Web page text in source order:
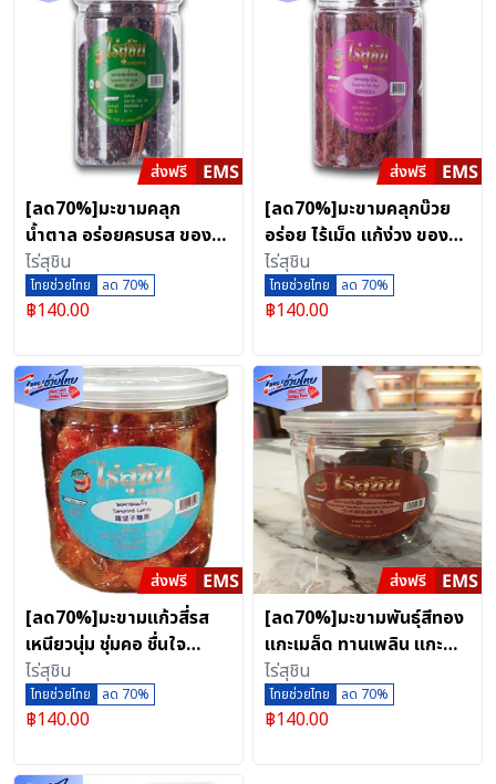
[ลด70%]มะขามคลุก
น้ำตาล อร่อยครบรส ของดี
เมืองเพชรบูรณ์
ไร่สุชิน
ไทยช่วยไทย ลด 70%
฿140.00
[ลด70%]มะขามคลุกบ๊วย
อร่อย ไร้เม็ด แก้ง่วง ของดี
เพชรบูรณ์
ไร่สุชิน
ไทยช่วยไทย ลด 70%
฿140.00
[ลด70%]มะขามแก้วสี่รส
เหนียวนุ่ม ชุ่มคอ ชื่นใจ
ของดีเมืองเพชรบูรณ์
ไร่สุชิน
ไทยช่วยไทย ลด 70%
฿140.00
[ลด70%]มะขามพันธุ์สีทอง
แกะเมล็ด ทานเพลิน แกะ
เมล็ดพร้อมทาน
ไร่สุชิน
ไทยช่วยไทย ลด 70%
฿140.00